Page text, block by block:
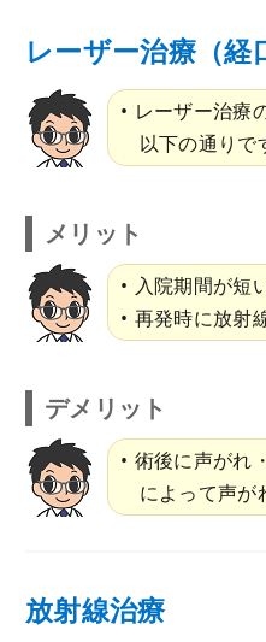
レーザー治療（経
レーザー治療
以下の通りで
メリット
入院期間が短
再発時に放射
デメリット
術後に声がれ
によって声が
放射線治療